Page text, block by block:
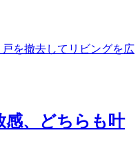
を撤去してリビングを広
感、どちらも叶